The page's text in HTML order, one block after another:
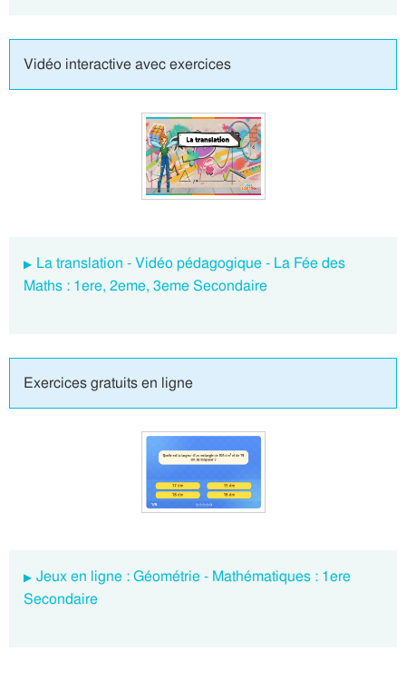
Vidéo interactive avec exercices
La translation - Vidéo pédagogique - La Fée des
Maths : 1ere, 2eme, 3eme Secondaire
Exercices gratuits en ligne
Jeux en ligne : Géométrie - Mathématiques : 1ere
Secondaire